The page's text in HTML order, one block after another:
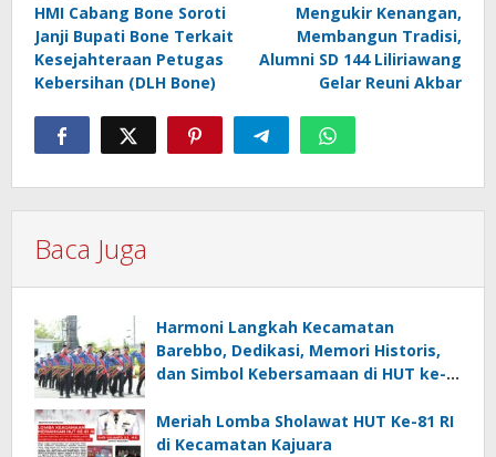
pos
HMI Cabang Bone Soroti
Janji Bupati Bone Terkait
Kesejahteraan Petugas
Kebersihan (DLH Bone)
Mengukir Kenangan,
Membangun Tradisi,
Alumni SD 144 Liliriawang
Gelar Reuni Akbar
Baca Juga
Harmoni Langkah Kecamatan
Barebbo, Dedikasi, Memori Historis,
dan Simbol Kebersamaan di HUT ke-
Meriah Lomba Sholawat HUT Ke-81 RI
di Kecamatan Kajuara